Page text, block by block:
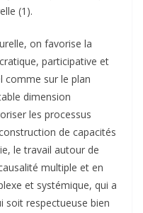
(1).
on favorise la
participative et
comme sur le plan
dimension
les processus
de capacités
le travail autour de
multiple et en
et systémique, qui a
soit respectueuse bien